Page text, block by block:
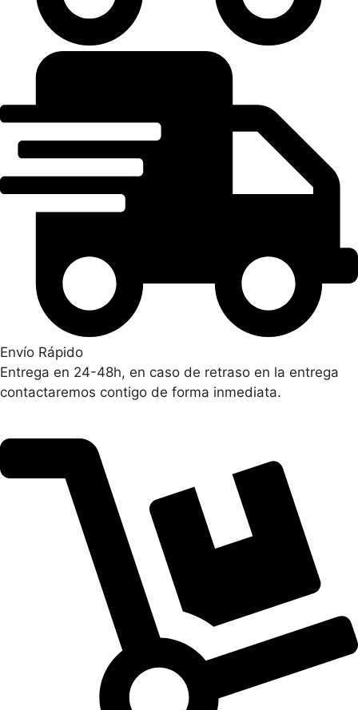
Envío Rápido
Entrega en 24-48h, en caso de retraso en la entrega
contactaremos contigo de forma inmediata.